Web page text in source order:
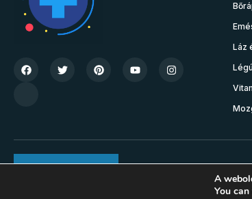
Láz
Join Community
A
You